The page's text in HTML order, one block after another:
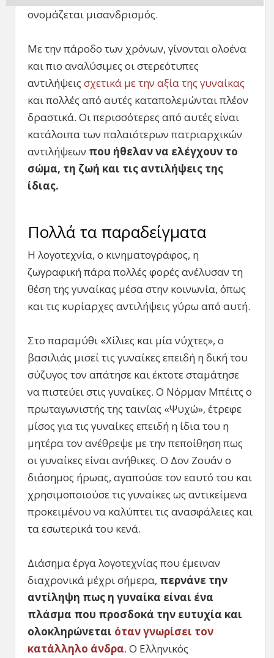
ονομάζεται μισανδρισμός.
Με την πάροδο των χρόνων, γίνονται ολοένα
και πιο αναλύσιμες οι στερεότυπες
αντιλήψεις σχετικά με την αξία της γυναίκας
και πολλές από αυτές καταπολεμώνται πλέον
δραστικά. Οι περισσότερες από αυτές είναι
κατάλοιπα των παλαιότερων πατριαρχικών
αντιλήψεων που ήθελαν να ελέγχουν το
σώμα, τη ζωή και τις αντιλήψεις της
ίδιας.
Πολλά τα παραδείγματα
Η λογοτεχνία, ο κινηματογράφος, η
ζωγραφική πάρα πολλές φορές ανέλυσαν τη
θέση της γυναίκας μέσα στην κοινωνία, όπως
και τις κυρίαρχες αντιλήψεις γύρω από αυτή.
Στο παραμύθι «Χίλιες και μία νύχτες», ο
βασιλιάς μισεί τις γυναίκες επειδή η δική του
σύζυγος τον απάτησε και έκτοτε σταμάτησε
να πιστεύει στις γυναίκες. Ο Νόρμαν Μπέιτς ο
πρωταγωνιστής της ταινίας «Ψυχώ», έτρεφε
μίσος για τις γυναίκες επειδή η ίδια του η
μητέρα τον ανέθρεψε με την πεποίθηση πως
οι γυναίκες είναι ανήθικες. Ο Δον Ζουάν ο
διάσημος ήρωας, αγαπούσε τον εαυτό του και
χρησιμοποιούσε τις γυναίκες ως αντικείμενα
προκειμένου να καλύπτει τις ανασφάλειες και
τα εσωτερικά του κενά.
Διάσημα έργα λογοτεχνίας που έμειναν
διαχρονικά μέχρι σήμερα, περνάνε την
αντίληψη πως η γυναίκα είναι ένα
πλάσμα που προσδοκά την ευτυχία και
ολοκληρώνεται όταν γνωρίσει τον
κατάλληλο άνδρα. Ο Ελληνικός